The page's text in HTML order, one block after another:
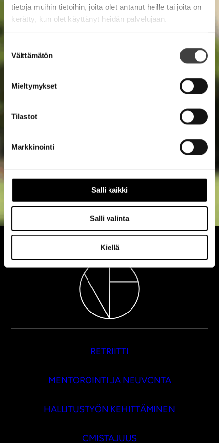
tietoja muihin tietoihin, joita olet antanut heille tai joita on
kerätty, kun olet käyttänyt heidän palvelujaan.
valinta
Välttämätön
Mieltymykset
Tilastot
Markkinointi
Salli kaikki
Salli valinta
Kiellä
RETRIITTI
MENTOROINTI JA NEUVONTA
HALLITUSTYÖN KEHITTÄMINEN
OMISTAJUUS